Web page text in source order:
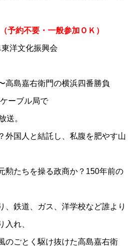
（予約不要・一般参加ＯＫ）
東洋文化振興会
高島嘉右衛門の横浜四番勝負
ーブル局で
送。
外国人と結託し、私腹を肥やす山
勲たちを操る政商か？150年前の
、鉄道、ガス、洋学校など誰より
入れ、
のごとく駆け抜けた高島嘉右衛